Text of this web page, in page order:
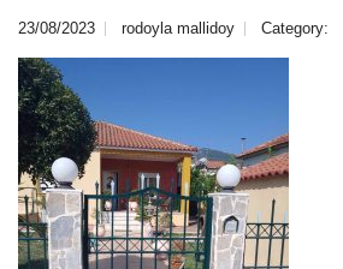
23/08/2023 rodoyla mallidoy Category: